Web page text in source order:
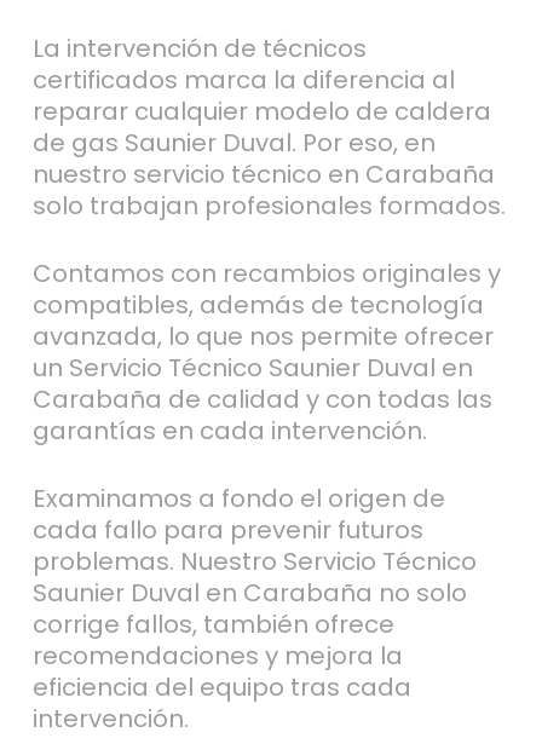
La intervención de técnicos
certificados marca la diferencia al
reparar cualquier modelo de caldera
de gas Saunier Duval. Por eso, en
nuestro servicio técnico en Carabaña
solo trabajan profesionales formados.
Contamos con recambios originales y
compatibles, además de tecnología
avanzada, lo que nos permite ofrecer
un Servicio Técnico Saunier Duval en
Carabaña de calidad y con todas las
garantías en cada intervención.
Examinamos a fondo el origen de
cada fallo para prevenir futuros
problemas. Nuestro Servicio Técnico
Saunier Duval en Carabaña no solo
corrige fallos, también ofrece
recomendaciones y mejora la
eficiencia del equipo tras cada
intervención.